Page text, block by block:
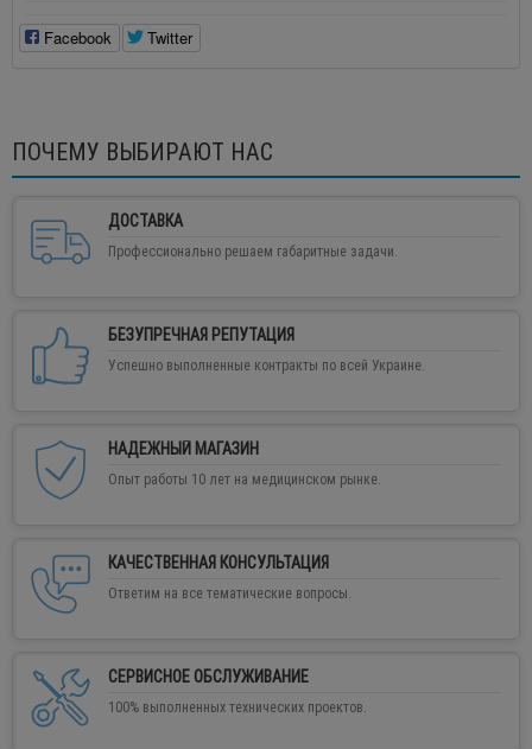
Facebook Twitter
ПОЧЕМУ ВЫБИРАЮТ НАС
ДОСТАВКА
Профессионально решаем габаритные задачи.
БЕЗУПРЕЧНАЯ РЕПУТАЦИЯ
Успешно выполненные контракты по всей Украине.
НАДЕЖНЫЙ МАГАЗИН
Опыт работы 10 лет на медицинском рынке.
КАЧЕСТВЕННАЯ КОНСУЛЬТАЦИЯ
Ответим на все тематические вопросы.
СЕРВИСНОЕ ОБСЛУЖИВАНИЕ
100% выполненных технических проектов.